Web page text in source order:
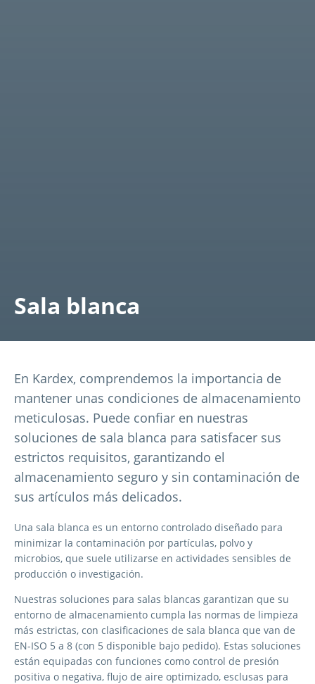
Sala blanca
En Kardex, comprendemos la importancia de
mantener unas condiciones de almacenamiento
meticulosas. Puede confiar en nuestras
soluciones de sala blanca para satisfacer sus
estrictos requisitos, garantizando el
almacenamiento seguro y sin contaminación de
sus artículos más delicados.
Una sala blanca es un entorno controlado diseñado para
minimizar la contaminación por partículas, polvo y
microbios, que suele utilizarse en actividades sensibles de
producción o investigación.
Nuestras soluciones para salas blancas garantizan que su
entorno de almacenamiento cumpla las normas de limpieza
más estrictas, con clasificaciones de sala blanca que van de
EN-ISO 5 a 8 (con 5 disponible bajo pedido). Estas soluciones
están equipadas con funciones como control de presión
positiva o negativa, flujo de aire optimizado, esclusas para